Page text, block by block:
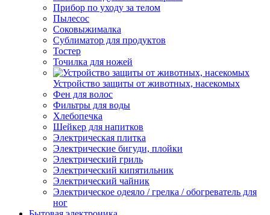
Прибор по уходу за телом
Пылесос
Соковыжималка
Сублиматор для продуктов
Тостер
Точилка для ножей
Устройство защиты от животных, насекомых
Фен для волос
Фильтры для воды
Хлебопечка
Шейкер для напитков
Электрическая плитка
Электрические бигуди, плойки
Электрический гриль
Электрический кипятильник
Электрический чайник
Электрическое одеяло / грелка / обогреватель для
ног